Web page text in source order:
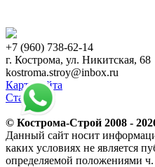
+7 (960) 738-62-14
г. Кострома, ул. Никитская, 68
kostroma.stroy@inbox.ru
Карта сайта
Статьи
© Кострома-Строй 2008 -
Данный сайт носит
каких условиях не является
определяемой положениями